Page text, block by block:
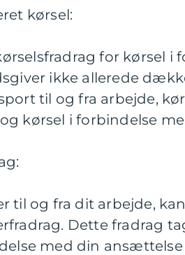
kørsel:
for kørsel i
ikke allerede
til og fra arbejde,
kørsel i forbindelse
til og fra dit arbejde,
Dette fradrag
med din